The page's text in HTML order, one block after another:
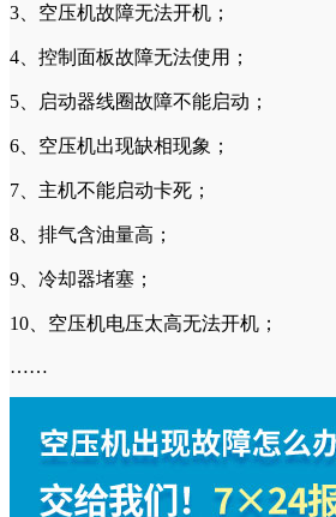
3、空压机故障无法开机；
4、控制面板故障无法使用；
5、启动器线圈故障不能启动；
6、空压机出现缺相现象；
7、主机不能启动卡死；
8、排气含油量高；
9、冷却器堵塞；
10、空压机电压太高无法开机；
……